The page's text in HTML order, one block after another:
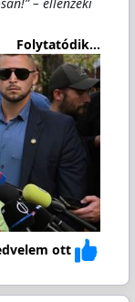
Folytatódik...
ott